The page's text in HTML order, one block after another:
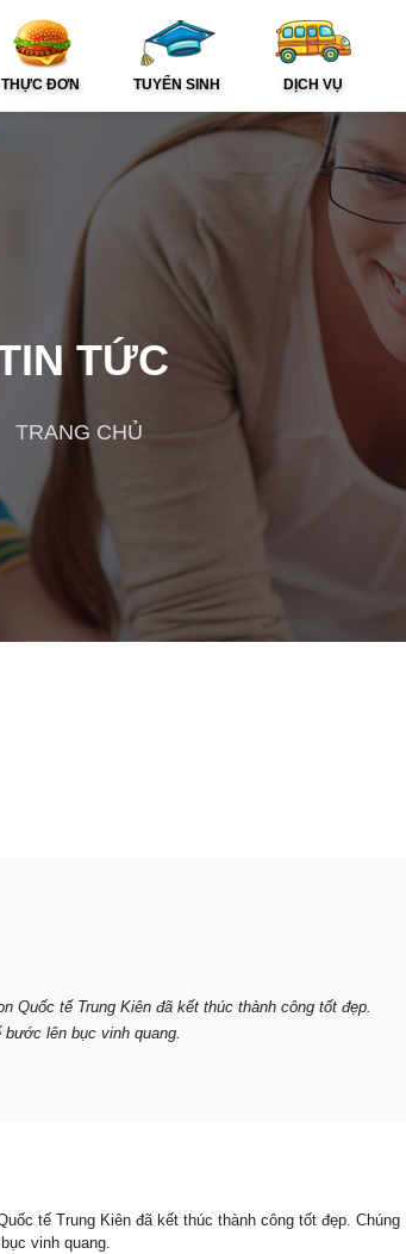
THỰC ĐƠN TUYỂN SINH DỊCH VỤ
TỨC
TRANG CHỦ
Quốc tế Trung Kiên đã kết thúc thành công tốt đẹp.
lên bục vinh quang.
tế Trung Kiên đã kết thúc thành công tốt đẹp. Chúng
vinh quang.